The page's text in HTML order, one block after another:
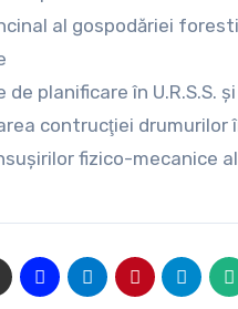
al gospodăriei
de planificare în U.R.S.S. şi
contrucţiei drumurilor
fizico-mecanice